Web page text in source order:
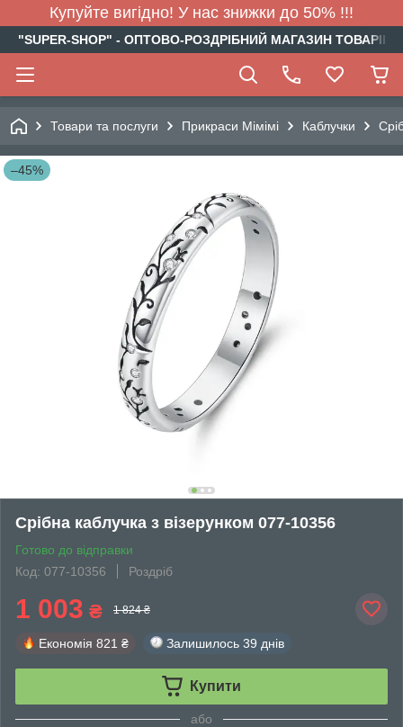
Купуйте вигідно! У нас знижки до 50% !!!
"SUPER-SHOP" - ОПТОВО-РОЗДРІБНИЙ МАГАЗИН
Товари та послуги Прикраси Мімімі Каблучки
–45%
Срібна каблучка з візерунком 077-10356
Готово до відправки
Код: 077-10356
Роздріб
1 003 ₴ 1 824 ₴
Економія 821 ₴ Залишилось 39 днів
Купити
або